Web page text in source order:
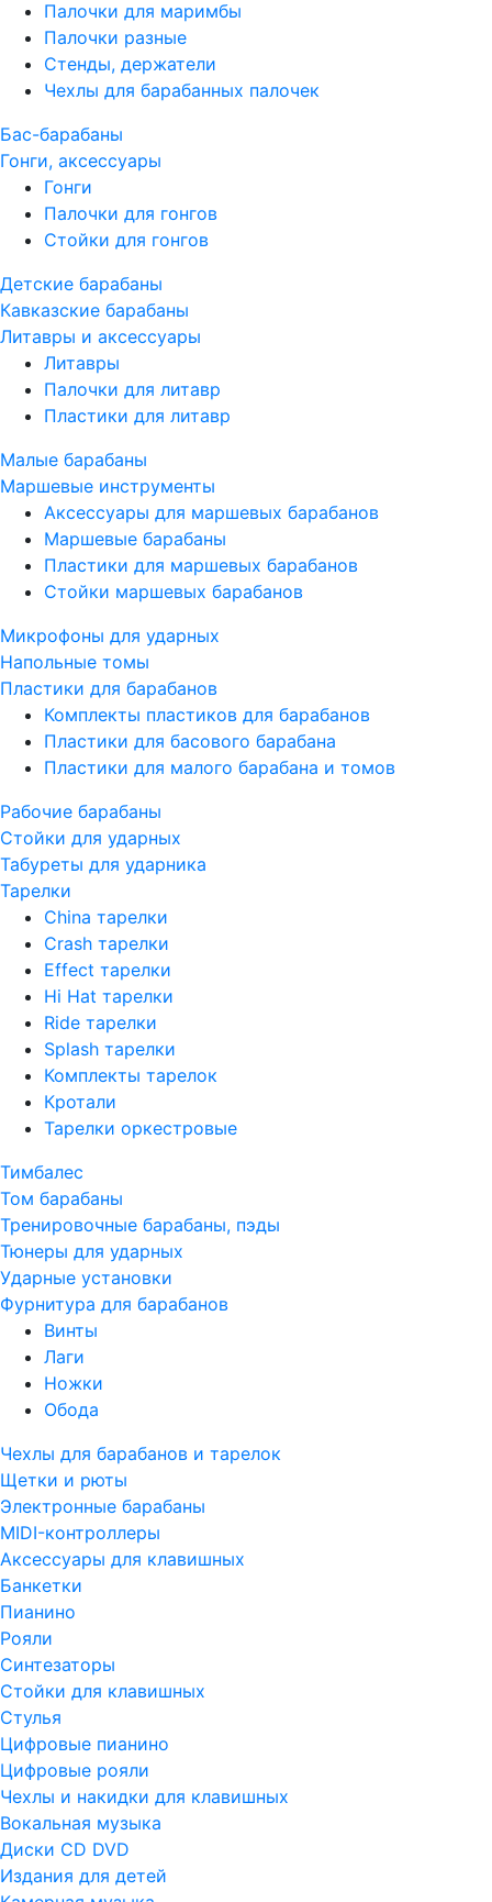
Палочки для маримбы
Палочки разные
Стенды, держатели
Чехлы для барабанных палочек
Бас-барабаны
Гонги, аксессуары
Гонги
Палочки для гонгов
Стойки для гонгов
Детские барабаны
Кавказские барабаны
Литавры и аксессуары
Литавры
Палочки для литавр
Пластики для литавр
Малые барабаны
Маршевые инструменты
Аксессуары для маршевых барабанов
Маршевые барабаны
Пластики для маршевых барабанов
Стойки маршевых барабанов
Микрофоны для ударных
Напольные томы
Пластики для барабанов
Комплекты пластиков для барабанов
Пластики для басового барабана
Пластики для малого барабана и томов
Рабочие барабаны
Стойки для ударных
Табуреты для ударника
Тарелки
China тарелки
Crash тарелки
Effect тарелки
Hi Hat тарелки
Ride тарелки
Splash тарелки
Комплекты тарелок
Кротали
Тарелки оркестровые
Тимбалес
Том барабаны
Тренировочные барабаны, пэды
Тюнеры для ударных
Ударные установки
Фурнитура для барабанов
Винты
Лаги
Ножки
Обода
Чехлы для барабанов и тарелок
Щетки и рюты
Электронные барабаны
MIDI-контроллеры
Аксессуары для клавишных
Банкетки
Пианино
Рояли
Синтезаторы
Стойки для клавишных
Стулья
Цифровые пианино
Цифровые рояли
Чехлы и накидки для клавишных
Вокальная музыка
Диски CD DVD
Издания для детей